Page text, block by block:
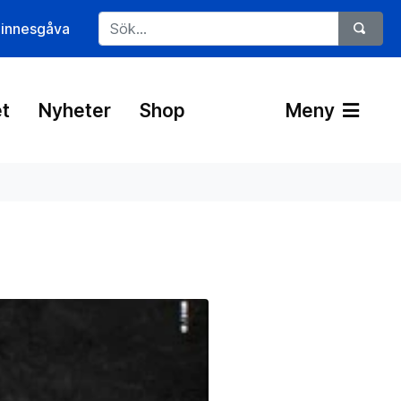
Nyheter Shop Meny